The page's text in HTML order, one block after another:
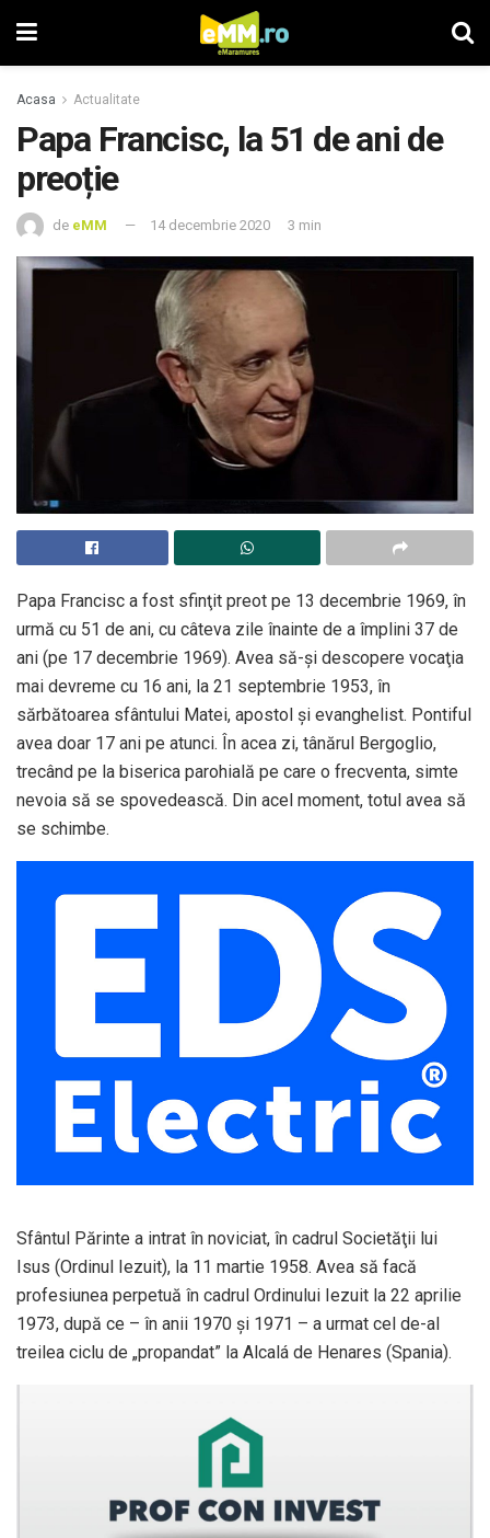
Acasa Actualitate
Papa Francisc, la 51 de ani de
preoție
de eMM 14 decembrie 2020 3 min
Papa Francisc a fost sfinţit preot pe 13 decembrie 1969, în
urmă cu 51 de ani, cu câteva zile înainte de a împlini 37 de
ani (pe 17 decembrie 1969). Avea să-şi descopere vocaţia
mai devreme cu 16 ani, la 21 septembrie 1953, în
sărbătoarea sfântului Matei, apostol şi evanghelist. Pontiful
avea doar 17 ani pe atunci. În acea zi, tânărul Bergoglio,
trecând pe la biserica parohială pe care o frecventa, simte
nevoia să se spovedească. Din acel moment, totul avea să
se schimbe.
Sfântul Părinte a intrat în noviciat, în cadrul Societăţii lui
Isus (Ordinul Iezuit), la 11 martie 1958. Avea să facă
profesiunea perpetuă în cadrul Ordinului Iezuit la 22 aprilie
1973, după ce – în anii 1970 şi 1971 – a urmat cel de-al
treilea ciclu de „propandat” la Alcalá de Henares (Spania).